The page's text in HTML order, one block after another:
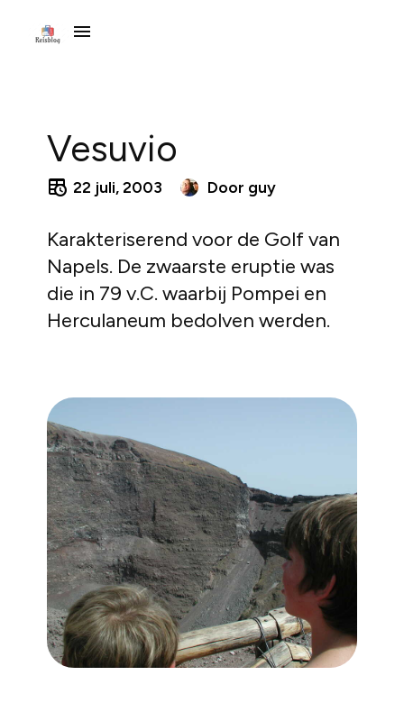
Vesuvio
22 juli, 2003 Door guy
Karakteriserend voor de Golf van
Napels. De zwaarste eruptie was
die in 79 v.C. waarbij Pompei en
Herculaneum bedolven werden.